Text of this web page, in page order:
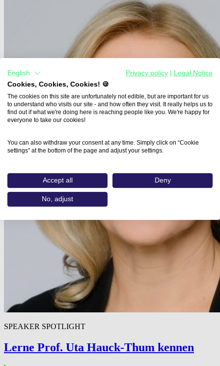
SPEAKER SPOTLIGHT
Lerne Prof. Uta Hauck-Thum kennen
English Privacy policy
Legal Notice
Cookies, Cookies, Cookies! 🍪
The cookies on this site are unfortunately not edible, but are important for us
to understand who visits our site - and how often they visit. It really helps us to
find out if what we're doing here is reaching people like you. We're happy for
everyone to take our cookies!
You can also withdraw your consent at any time. Simply click on “Cookie
settings” at the bottom of the page and adjust your settings.
Accept all Deny
No, adjust